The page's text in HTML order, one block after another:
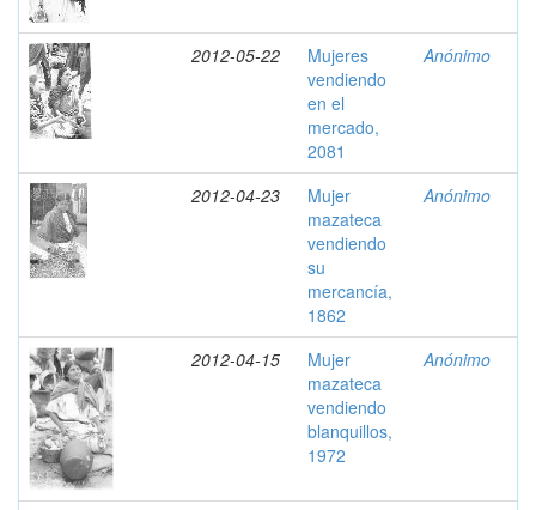
2012-05-22
Mujeres
vendiendo
en el
mercado,
2081
Anónimo
2012-04-23
Mujer
mazateca
vendiendo
su
mercancía,
1862
Anónimo
2012-04-15
Mujer
mazateca
vendiendo
blanquillos,
1972
Anónimo